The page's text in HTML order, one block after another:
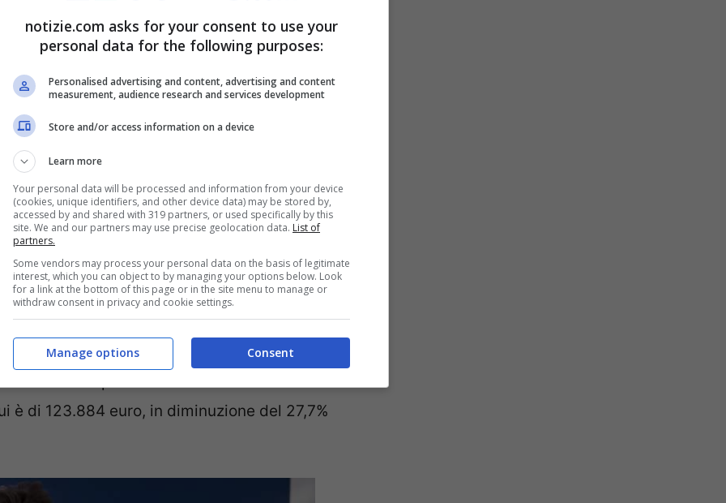
boom del +62% a
ha commentato Armando Capone, ceo di
spinta dei mutui, con
Bnpl, che vede i nati all’estero
dei prestiti personali, restituiscono
e a investire in progetti sia a breve che
su base annua) ha goduto anche di
di primavera di Amazon
che hanno fatto
marzo rispetto alla media settimanale del
è di 123.884 euro, in diminuzione del 27,7%
notizie.com asks for your consent to use your
personal data for the following purposes:
Personalised advertising and content, advertising and content
measurement, audience research and services development
Store and/or access information on a device
Learn more
Your personal data will be processed and information from your device
(cookies, unique identifiers, and other device data) may be stored by,
accessed by and shared with 319 partners, or used specifically by this
site. We and our partners may use precise geolocation data. List of
partners.
Some vendors may process your personal data on the basis of legitimate
interest, which you can object to by managing your options below. Look
for a link at the bottom of this page or in the site menu to manage or
withdraw consent in privacy and cookie settings.
Consent
Manage options